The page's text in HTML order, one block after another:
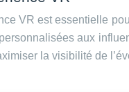
VR est essentielle
aux
la visibilité de